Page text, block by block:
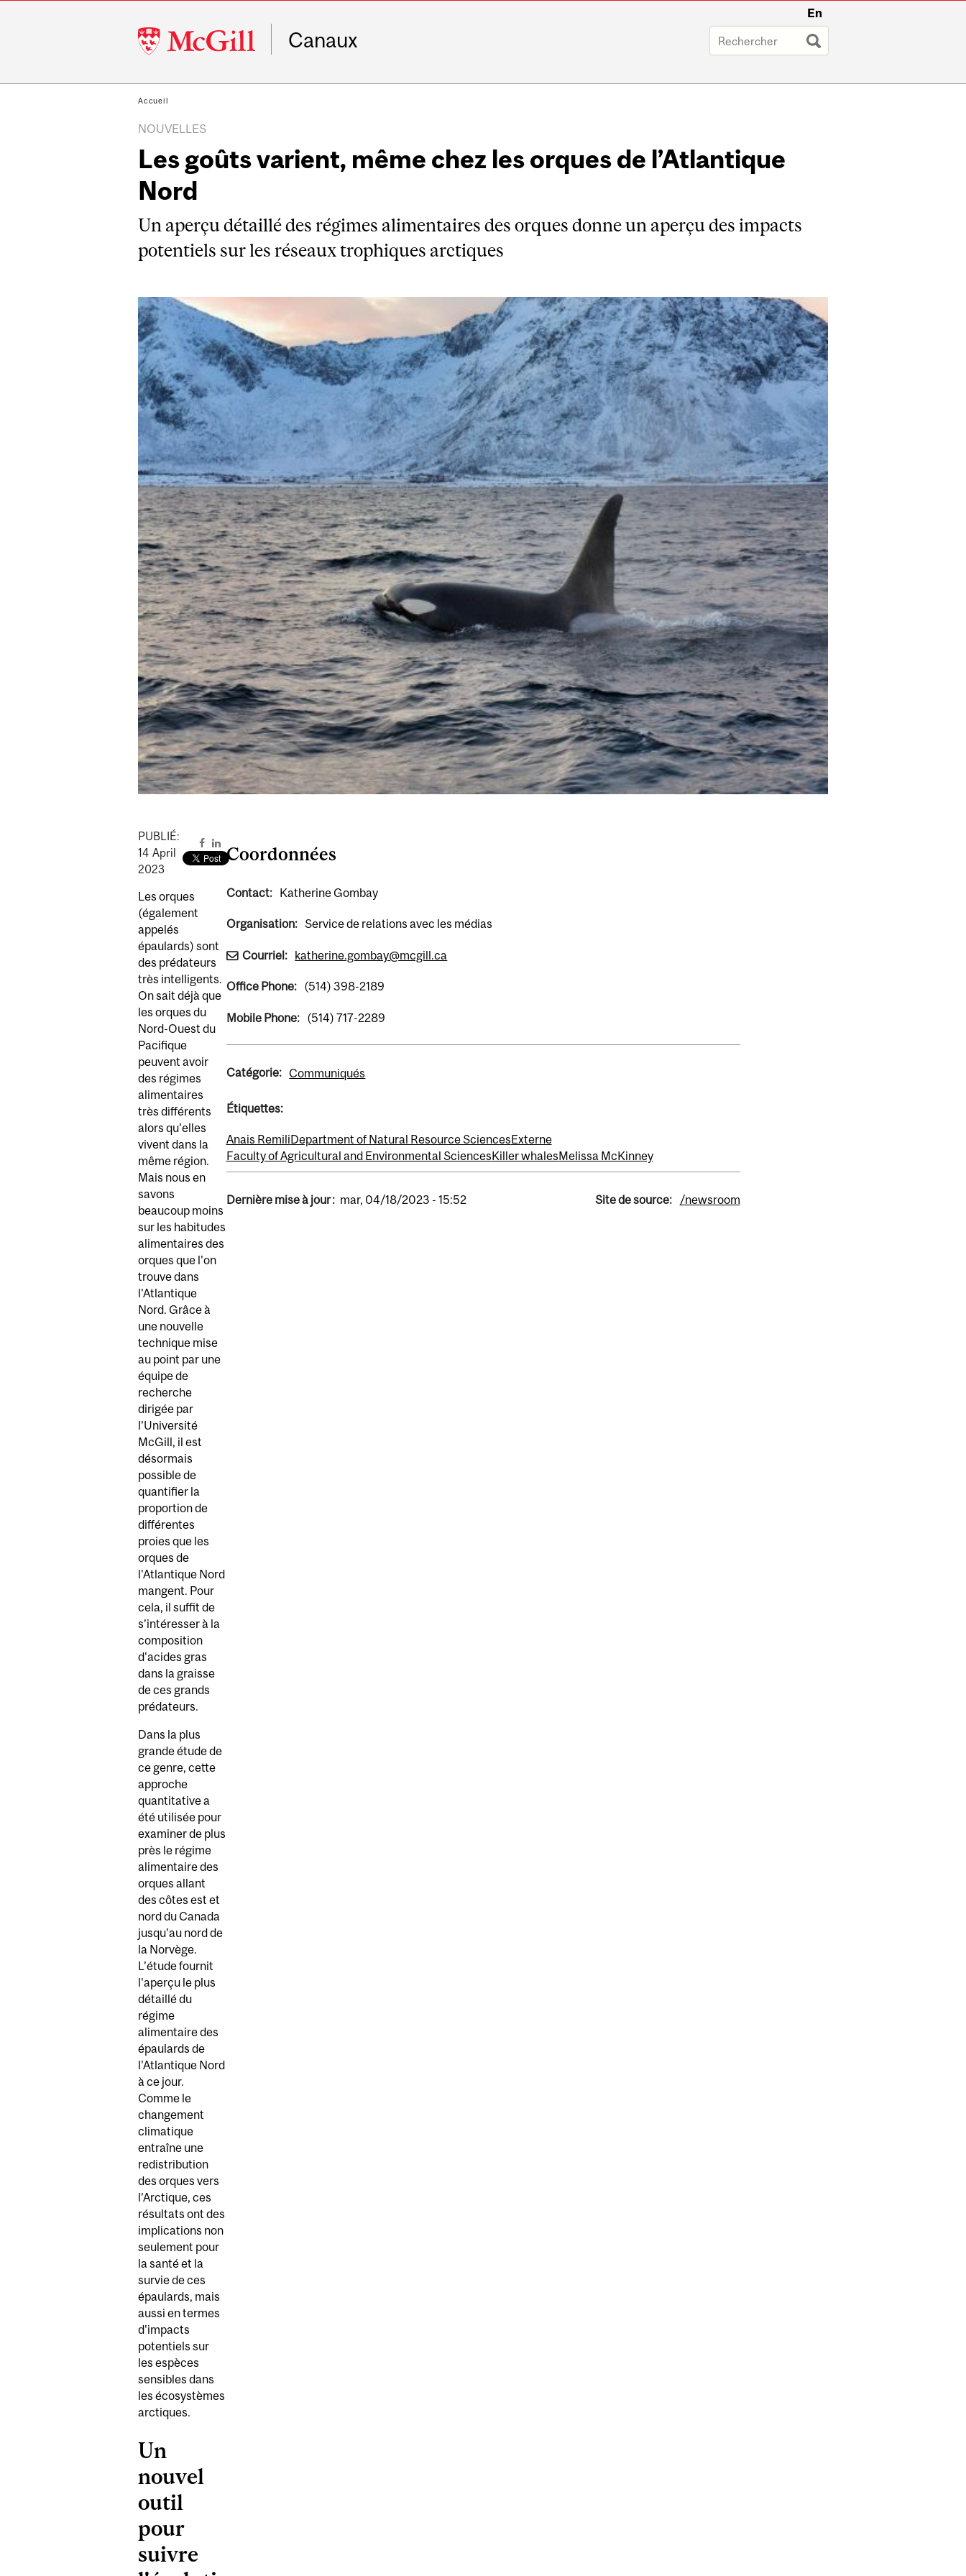
McGill
University
En
Canaux
Accueil
NOUVELLES
Les goûts varient, même chez les orques de l’Atlantique
Nord
Un aperçu détaillé des régimes alimentaires des orques donne un aperçu des impacts
potentiels sur les réseaux trophiques arctiques
PUBLIÉ:
14 April
2023
Les orques
(également
appelés
épaulards) sont
des prédateurs
très intelligents.
On sait déjà que
les orques du
Nord-Ouest du
Pacifique
peuvent avoir
des régimes
alimentaires
très différents
alors qu’elles
vivent dans la
même région.
Mais nous en
savons
beaucoup moins
sur les habitudes
alimentaires des
orques que l'on
trouve dans
l'Atlantique
Nord. Grâce à
une nouvelle
technique mise
au point par une
équipe de
recherche
dirigée par
l'Université
McGill, il est
désormais
possible de
quantifier la
proportion de
différentes
proies que les
orques de
l'Atlantique Nord
mangent. Pour
cela, il suffit de
s’intéresser à la
composition
d'acides gras
dans la graisse
de ces grands
prédateurs.
Dans la plus
grande étude de
ce genre, cette
approche
quantitative a
été utilisée pour
examiner de plus
près le régime
alimentaire des
orques allant
des côtes est et
nord du Canada
jusqu'au nord de
la Norvège.
L’étude fournit
l'aperçu le plus
détaillé du
régime
alimentaire des
épaulards de
l'Atlantique Nord
à ce jour.
Comme le
changement
climatique
entraîne une
redistribution
des orques vers
l’Arctique, ces
résultats ont des
implications non
seulement pour
la santé et la
survie de ces
épaulards, mais
aussi en termes
d'impacts
potentiels sur
les espèces
sensibles dans
les écosystèmes
arctiques.
Un
nouvel
outil
pour
suivre
Coordonnées
Contact: Katherine Gombay
Organisation: Service de relations avec les médias
Courriel: katherine.gombay@mcgill.ca
Office Phone: (514) 398-2189
Mobile Phone: (514) 717-2289
Catégorie: Communiqués
Étiquettes:
Anais RemiliDepartment of Natural Resource SciencesExterne
Faculty of Agricultural and Environmental SciencesKiller whalesMelissa McKinney
Dernière mise à jour : mar, 04/18/2023 - 15:52 Site de source: /newsroom